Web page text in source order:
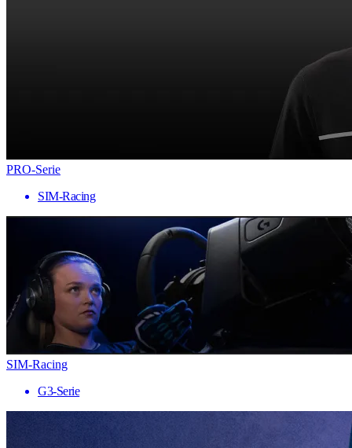
PRO-Serie
SIM-Racing
SIM-Racing
G3-Serie